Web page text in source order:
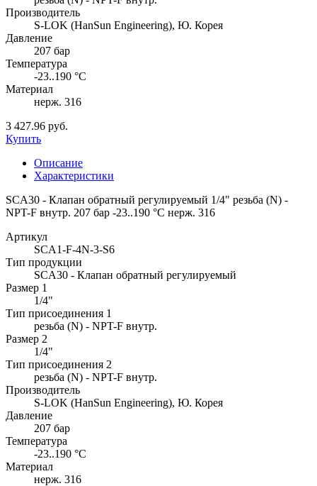
Производитель
S-LOK (HanSun Engineering), Ю. Корея
Давление
207 бар
Температура
-23..190 °C
Материал
нерж. 316
3 427.96 руб.
Купить
Описание
Характеристики
SCA30 - Клапан обратный регулируемый 1/4" резьба (N) -
NPT-F внутр. 207 бар -23..190 °C нерж. 316
Артикул
SCA1-F-4N-3-S6
Тип продукции
SCA30 - Клапан обратный регулируемый
Размер 1
1/4"
Тип присоединения 1
резьба (N) - NPT-F внутр.
Размер 2
1/4"
Тип присоединения 2
резьба (N) - NPT-F внутр.
Производитель
S-LOK (HanSun Engineering), Ю. Корея
Давление
207 бар
Температура
-23..190 °C
Материал
нерж. 316